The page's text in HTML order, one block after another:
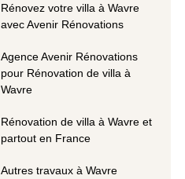
Rénovez votre villa à Wavre
avec Avenir Rénovations
Agence Avenir Rénovations
pour Rénovation de villa à
Wavre
Rénovation de villa à Wavre et
partout en France
Autres travaux à Wavre